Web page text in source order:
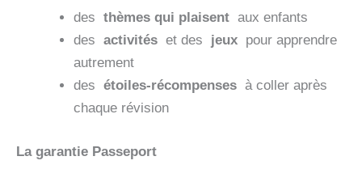
des thèmes qui plaisent aux enfants
des activités et des jeux pour apprendre
autrement
des étoiles-récompenses à coller après
chaque révision
La garantie Passeport